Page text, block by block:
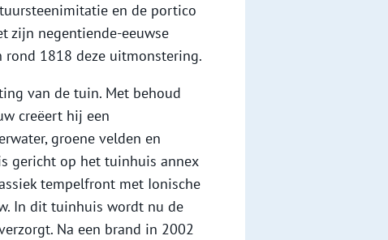
en de portico
zijn negentiende-eeuwse
1818 deze uitmonstering.
van de tuin. Met behoud
creëert hij een
groene velden en
gericht op het tuinhuis annex
tempelfront met Ionische
In dit tuinhuis wordt nu de
Na een brand in 2002